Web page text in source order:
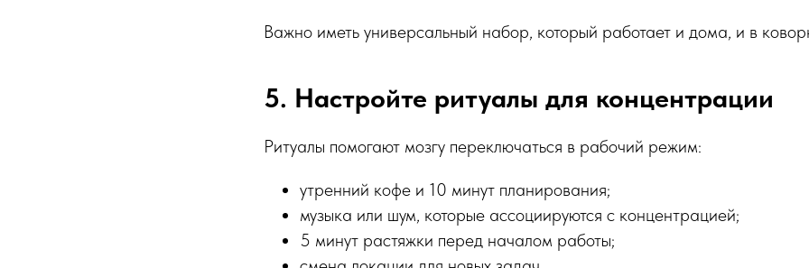
Важно иметь универсальный набор, который работает и дома, и в
5. Настройте ритуалы для концентрации
Ритуалы помогают мозгу переключаться в рабочий режим:
утренний кофе и 10 минут планирования;
музыка или шум, которые ассоциируются с концентрацией;
5 минут растяжки перед началом работы;